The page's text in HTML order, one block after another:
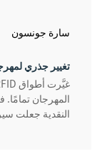
سارة جونسون
تغيير جذري
المهرجان تمامًا.
النقدية جعلت